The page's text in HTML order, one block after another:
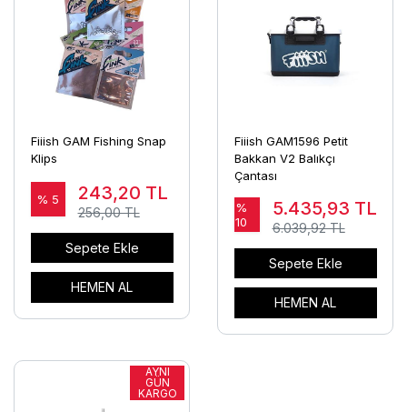
Fiiish GAM Fishing Snap
Klips
% 5 243,20 TL
256,00 TL
Sepete Ekle
HEMEN AL
Fiiish GAM1596 Petit
Bakkan V2 Balıkçı
Çantası
%
10
5.435,93 TL
6.039,92 TL
Sepete Ekle
HEMEN AL